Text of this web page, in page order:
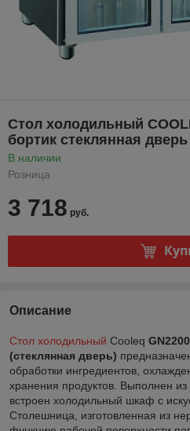
Стол холодильный
бортик стеклянная дверь
В наличии
Розница
3 718 руб.
Описание
Стол холодильный Cooleq
(стеклянная дверь)
обработки ингредиентов,
хранения продуктов. Выполнен
встроен холодильный шкаф с
Столешница, изготовленная из